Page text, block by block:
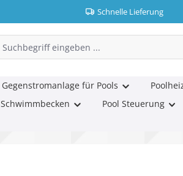
Schnelle Lieferung
Gegenstromanlage für Pools
Schwimmbecken Pool Steuerung